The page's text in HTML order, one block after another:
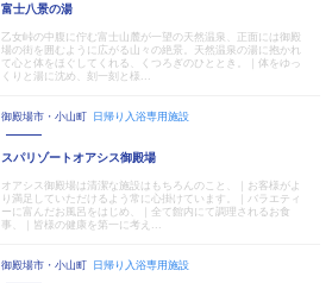
富士八景の湯
乙女峠の中腹に佇む富士山麓が一望の天然温泉、正面には御殿
場の街を囲むように広がる山々の絶景。天然温泉の湯に抱かれ
て心と体をほぐしてくれる、くつろぎのひととき。｜体をゆっ
くりと湯に沈め、刻一刻と様...
御殿場市・小山町 日帰り入浴専用施設
スパリゾートオアシス御殿場
オアシス御殿場は清潔な施設はもちろんのこと、｜お客様がよ
り満足していただけるよう常に心掛けています。｜バラエティ
ーに富んだお風呂をはじめ、｜全て館内にて調理されるお食
事、｜皆様の健康を第一に考え...
御殿場市・小山町 日帰り入浴専用施設